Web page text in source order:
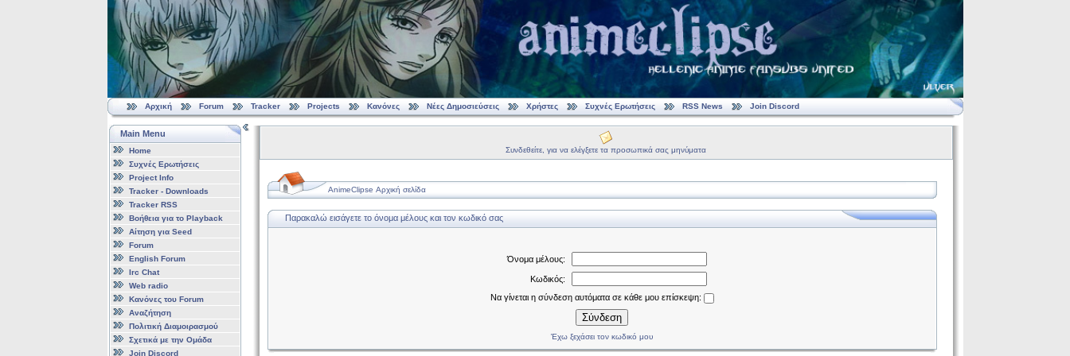
Αρχική Forum Tracker Projects Κανόνες Νέες Δημοσιεύσεις Χρήστες Συχνές Ερωτήσεις RSS News Join Discord
Main Menu
Home
Συχνές Ερωτήσεις
Project Info
Tracker - Downloads
Tracker RSS
Βοήθεια για το Playback
Αίτηση για Seed
Forum
English Forum
Irc Chat
Web radio
Κανόνες του Forum
Αναζήτηση
Πολιτική Διαμοιρασμού
Σχετικά με την Ομάδα
Join Discord
Συνδεθείτε, για να ελέγξετε τα προσωπικά σας μηνύματα
AnimeClipse Αρχική σελίδα
Παρακαλώ εισάγετε το όνομα μέλους και τον κωδικό σας
Όνομα μέλους:
Κωδικός:
Να γίνεται η σύνδεση αυτόματα σε κάθε μου επίσκεψη:
Σύνδεση
Έχω ξεχάσει τον κωδικό μου